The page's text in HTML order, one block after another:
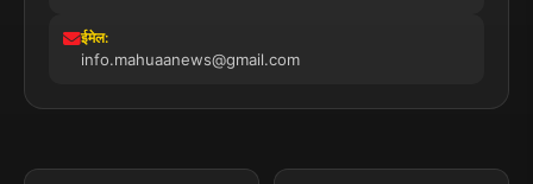
ईमेल:
info.mahuaanews@gmail.com